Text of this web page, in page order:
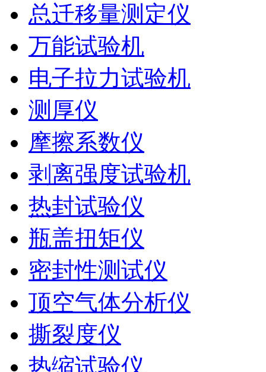
总迁移量测定仪
万能试验机
电子拉力试验机
测厚仪
摩擦系数仪
剥离强度试验机
热封试验仪
瓶盖扭矩仪
密封性测试仪
顶空气体分析仪
撕裂度仪
热缩试验仪